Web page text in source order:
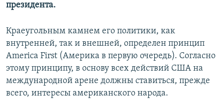
президента.
Краеугольным камнем его политики, как
внутренней, так и внешней, определен принцип
America First (Америка в первую очередь). Согласно
этому принципу, в основу всех действий США на
международной арене должны ставиться, прежде
всего, интересы американского народа.